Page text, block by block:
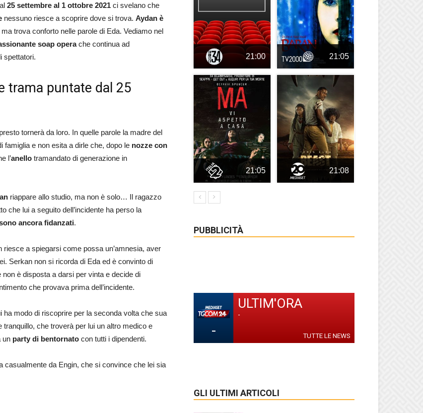
25 settembre al 1 ottobre 2021 ci svelano che
nessuno riesce a scoprire dove si trova. Aydan è
trova conforto nelle parole di Eda. Vediamo nel
soap operache continua ad
spettatori.
trama puntate dal 25
tornerà da loro. In quelle parole la madre del
famiglia e non esita a dirle che, dopo le nozze con
l’anello tramandato di generazione in
riappare allo studio, ma non è solo… Il ragazzo
che lui a seguito dell’incidente ha perso la
ancora fidanzati.
a spiegarsi come possa un’amnesia, aver
Serkan non si ricorda di Eda ed è convinto di
è disposta a darsi per vinta e decide di
che provava prima dell’incidente.
modo di riscoprire per la seconda volta che sua
che troverà per lui un altro medico e
un party di bentornato con tutti i dipendenti.
casualmente da Engin, che si convince che lei sia
21:00 21:05
21:05 21:08
PUBBLICITÀ
-
ULTIM'ORA
-
TUTTE LE NEWS
GLI ULTIMI ARTICOLI